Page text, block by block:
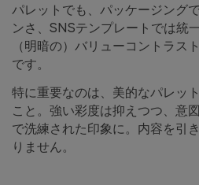
パレットでも、パッケージング
ンさ、SNSテンプレートでは統
（明暗の）バリューコントラス
です。
特に重要なのは、美的なパレッ
こと。強い彩度は抑えつつ、意
で洗練された印象に。内容を引
りません。